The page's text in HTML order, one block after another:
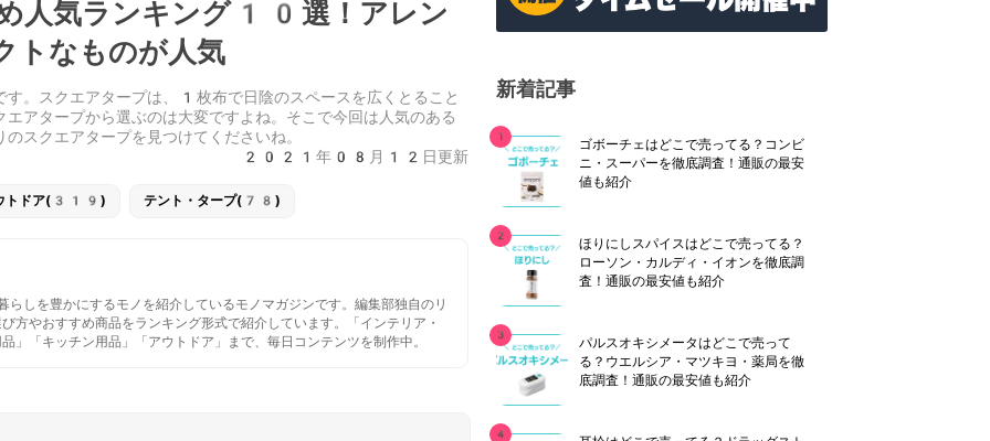
人気ランキング10選！アレン
トなものが人気
。スクエアタープは、1枚布で日陰のスペースを広くとること
アタープから選ぶのは大変ですよね。そこで今回は人気のある
スクエアタープを見つけてくださいね。
2021年08月12日更新
ウトドア(319) テント・タープ(78)
しを豊かにするモノを紹介しているモノマガジンです。編集部独自のリ
方やおすすめ商品をランキング形式で紹介しています。「インテリア・
」「キッチン用品」「アウトドア」まで、毎日コンテンツを制作中。
新着記事
ゴボーチェはどこで売ってる？コンビ
ニ・スーパーを徹底調査！通販の最安
値も紹介
ほりにしスパイスはどこで売ってる？
ローソン・カルディ・イオンを徹底調
査！通販の最安値も紹介
パルスオキシメータはどこで売って
る？ウエルシア・マツキヨ・薬局を徹
底調査！通販の最安値も紹介